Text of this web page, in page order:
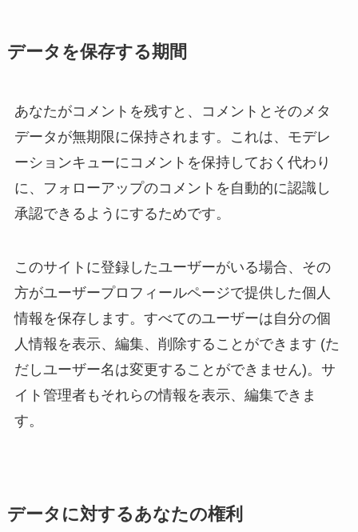
データを保存する期間
あなたがコメントを残すと、コメントとそのメタ
データが無期限に保持されます。これは、モデレ
ーションキューにコメントを保持しておく代わり
に、フォローアップのコメントを自動的に認識し
承認できるようにするためです。
このサイトに登録したユーザーがいる場合、その
方がユーザープロフィールページで提供した個人
情報を保存します。すべてのユーザーは自分の個
人情報を表示、編集、削除することができます (た
だしユーザー名は変更することができません)。サ
イト管理者もそれらの情報を表示、編集できま
す。
データに対するあなたの権利